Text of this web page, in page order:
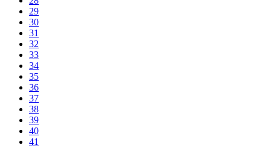
29
30
31
32
33
34
35
36
37
38
39
40
41